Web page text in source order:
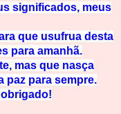
significados, meus
que usufrua desta
para amanhã.
mas que nasça
paz para sempre.